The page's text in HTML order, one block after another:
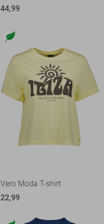
44,99
Vero Moda T-shirt
22,99